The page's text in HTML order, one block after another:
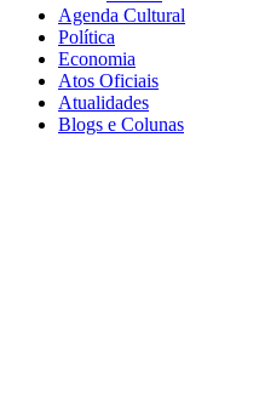
Agenda Cultural
Política
Economia
Atos Oficiais
Atualidades
Blogs e Colunas